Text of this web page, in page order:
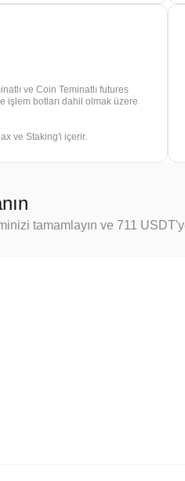
ve Coin Teminatlı futures
işlem botları dahil olmak üzere
ve Staking'i içerir.
tamamlayın ve 711